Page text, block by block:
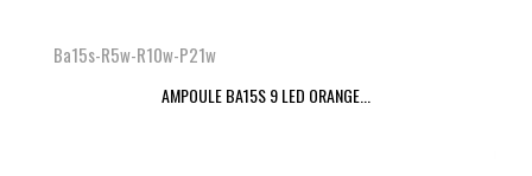
Ba15s-R5w-R10w-P21w
AMPOULE BA15S 9 LED ORANGE...